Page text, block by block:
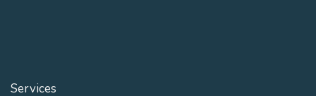
Services